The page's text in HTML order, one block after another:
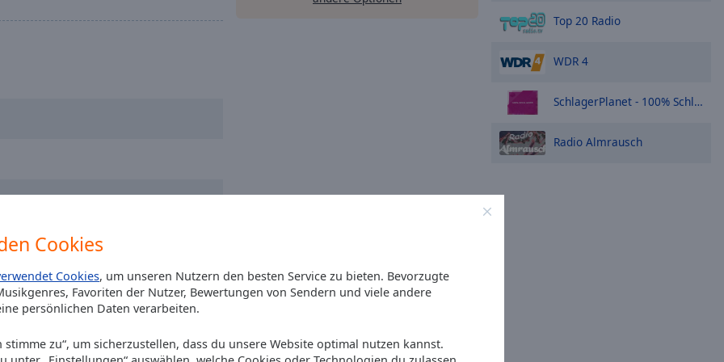
Cookies
Cookies, um unseren Nutzern den besten Service zu bieten. Bevorzugte
Favoriten der Nutzer, Bewertungen von Sendern und viele andere
persönlichen Daten verarbeiten.
stimme zu“, um sicherzustellen, dass du unsere Website optimal nutzen kannst.
Top 20 Radio
WDR 4
SchlagerPlanet - 100% Schlager
Radio Almrausch